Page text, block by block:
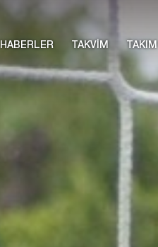
HABERLER TAKVİM TAKIM